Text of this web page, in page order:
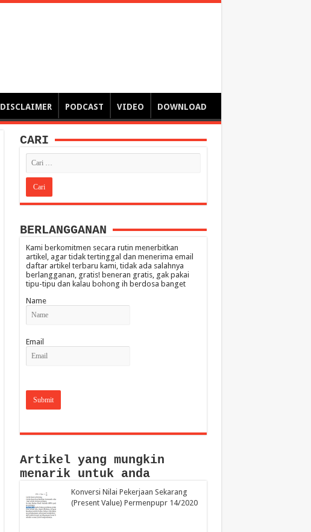
DISCLAIMER PODCAST VIDEO DOWNLOAD
CARI
BERLANGGANAN
Kami berkomitmen secara rutin menerbitkan
artikel, agar tidak tertinggal dan menerima email
daftar artikel terbaru kami, tidak ada salahnya
berlangganan, gratis! beneran gratis, gak pakai
tipu-tipu dan kalau bohong ih berdosa banget
Name
Email
Artikel yang mungkin
menarik untuk anda
Konversi Nilai Pekerjaan Sekarang
(Present Value) Permenpupr 14/2020